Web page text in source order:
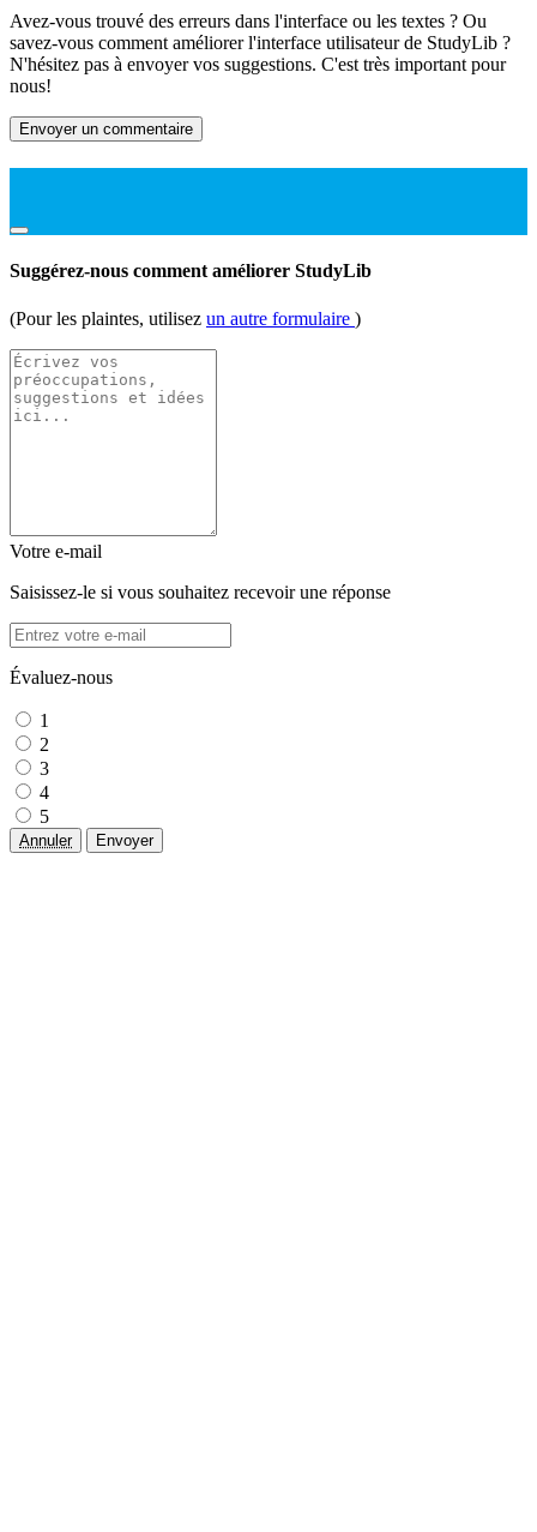
Avez-vous trouvé des erreurs dans l'interface ou les textes ? Ou
savez-vous comment améliorer l'interface utilisateur de StudyLib ?
N'hésitez pas à envoyer vos suggestions. C'est très important pour
nous!
Envoyer un commentaire
Suggérez-nous comment améliorer StudyLib
(Pour les plaintes, utilisez un autre formulaire )
Votre e-mail
Saisissez-le si vous souhaitez recevoir une réponse
Évaluez-nous
1
2
3
4
5
Annuler Envoyer